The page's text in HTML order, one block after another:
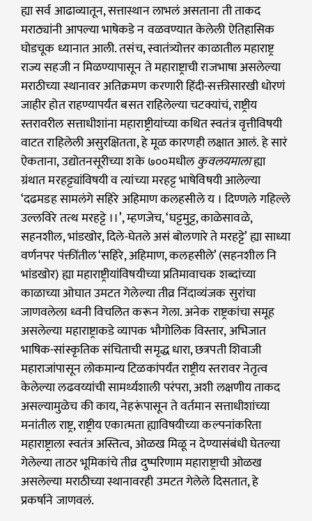
ह्या सर्व आढाव्यातून, सत्तास्थान लाभलं असताना ती ताकद
मराठ्यांनी आपल्या भाषेकडे न वळवण्यात केलेली ऐतिहासिक
घोडचूक ध्यानात आली. तसंच, स्वातंत्र्योत्तर काळातील महाराष्ट्र
राज्य सहजी न मिळण्यापासून ते महाराष्ट्राची राजभाषा असलेल्या
मराठीच्या स्थानावर अतिक्रमण करणारी हिंदी-सक्तीसारखी धोरणं
जाहीर होत राहण्यापर्यंत बसत राहिलेल्या चटक्यांचं, राष्ट्रीय
स्तरावरील सत्ताधीशांना महाराष्ट्रीयांच्या कथित स्वतंत्र वृत्तीविषयी
वाटत राहिलेली असुरक्षितता, हे मूळ कारणही लक्षात आलं. हे सारं
ऐकताना, उद्योतनसूरीच्या शके ७००मधीलकुवलयमालाह्या
ग्रंथात मरहट्ट्यांविषयी व त्यांच्या मरहट्ट भाषेविषयी आलेल्या
‘दढमडह सामलंगे सहिरे अहिमाण कलहसीले य । दिण्णले गहिल्ले
उल्लविरे तत्थ मरहट्टे ।।’, म्हणजेच, ‘घट्टमुट्ट, काळेसावळे,
सहनशील, भांडखोर, दिले-घेतले असं बोलणारे ते मरहट्टे’ ह्या साध्या
वर्णनपर पंक्तींतील ‘सहिरे, अहिमाण, कलहसीले’ (सहनशील नि
भांडखोर) ह्या महाराष्ट्रीयांविषयीच्या प्रतिमावाचक शब्दांच्या
काळाच्या ओघात उमटत गेलेल्या तीव्र निंदाव्यंजक सुरांचा
जाणवलेला ध्वनी विचलित करून गेला. अनेक राष्ट्रकांचा समूह
असलेल्या महाराष्ट्राकडे व्यापक भौगोलिक विस्तार, अभिजात
भाषिक-सांस्कृतिक संचिताची समृद्ध धारा, छत्रपती शिवाजी
महाराजांपासून लोकमान्य टिळकांपर्यंत राष्ट्रीय स्तरावर नेतृत्व
केलेल्या लढवय्यांची सामर्थ्यशाली परंपरा, अशी लक्षणीय ताकद
असल्यामुळेच की काय, नेहरूंपासून ते वर्तमान सत्ताधीशांच्या
मनांतील राष्ट्र, राष्ट्रीय एकात्मता ह्याविषयीच्या कल्पनांकरिता
महाराष्ट्राला स्वतंत्र अस्तित्व, ओळख मिळू न देण्यासंबंधी घेतल्या
गेलेल्या ताठर भूमिकांचे तीव्र दुष्परिणाम महाराष्ट्राची ओळख
असलेल्या मराठीच्या स्थानावरही उमटत गेलेले दिसतात, हे
प्रकर्षाने जाणवलं.